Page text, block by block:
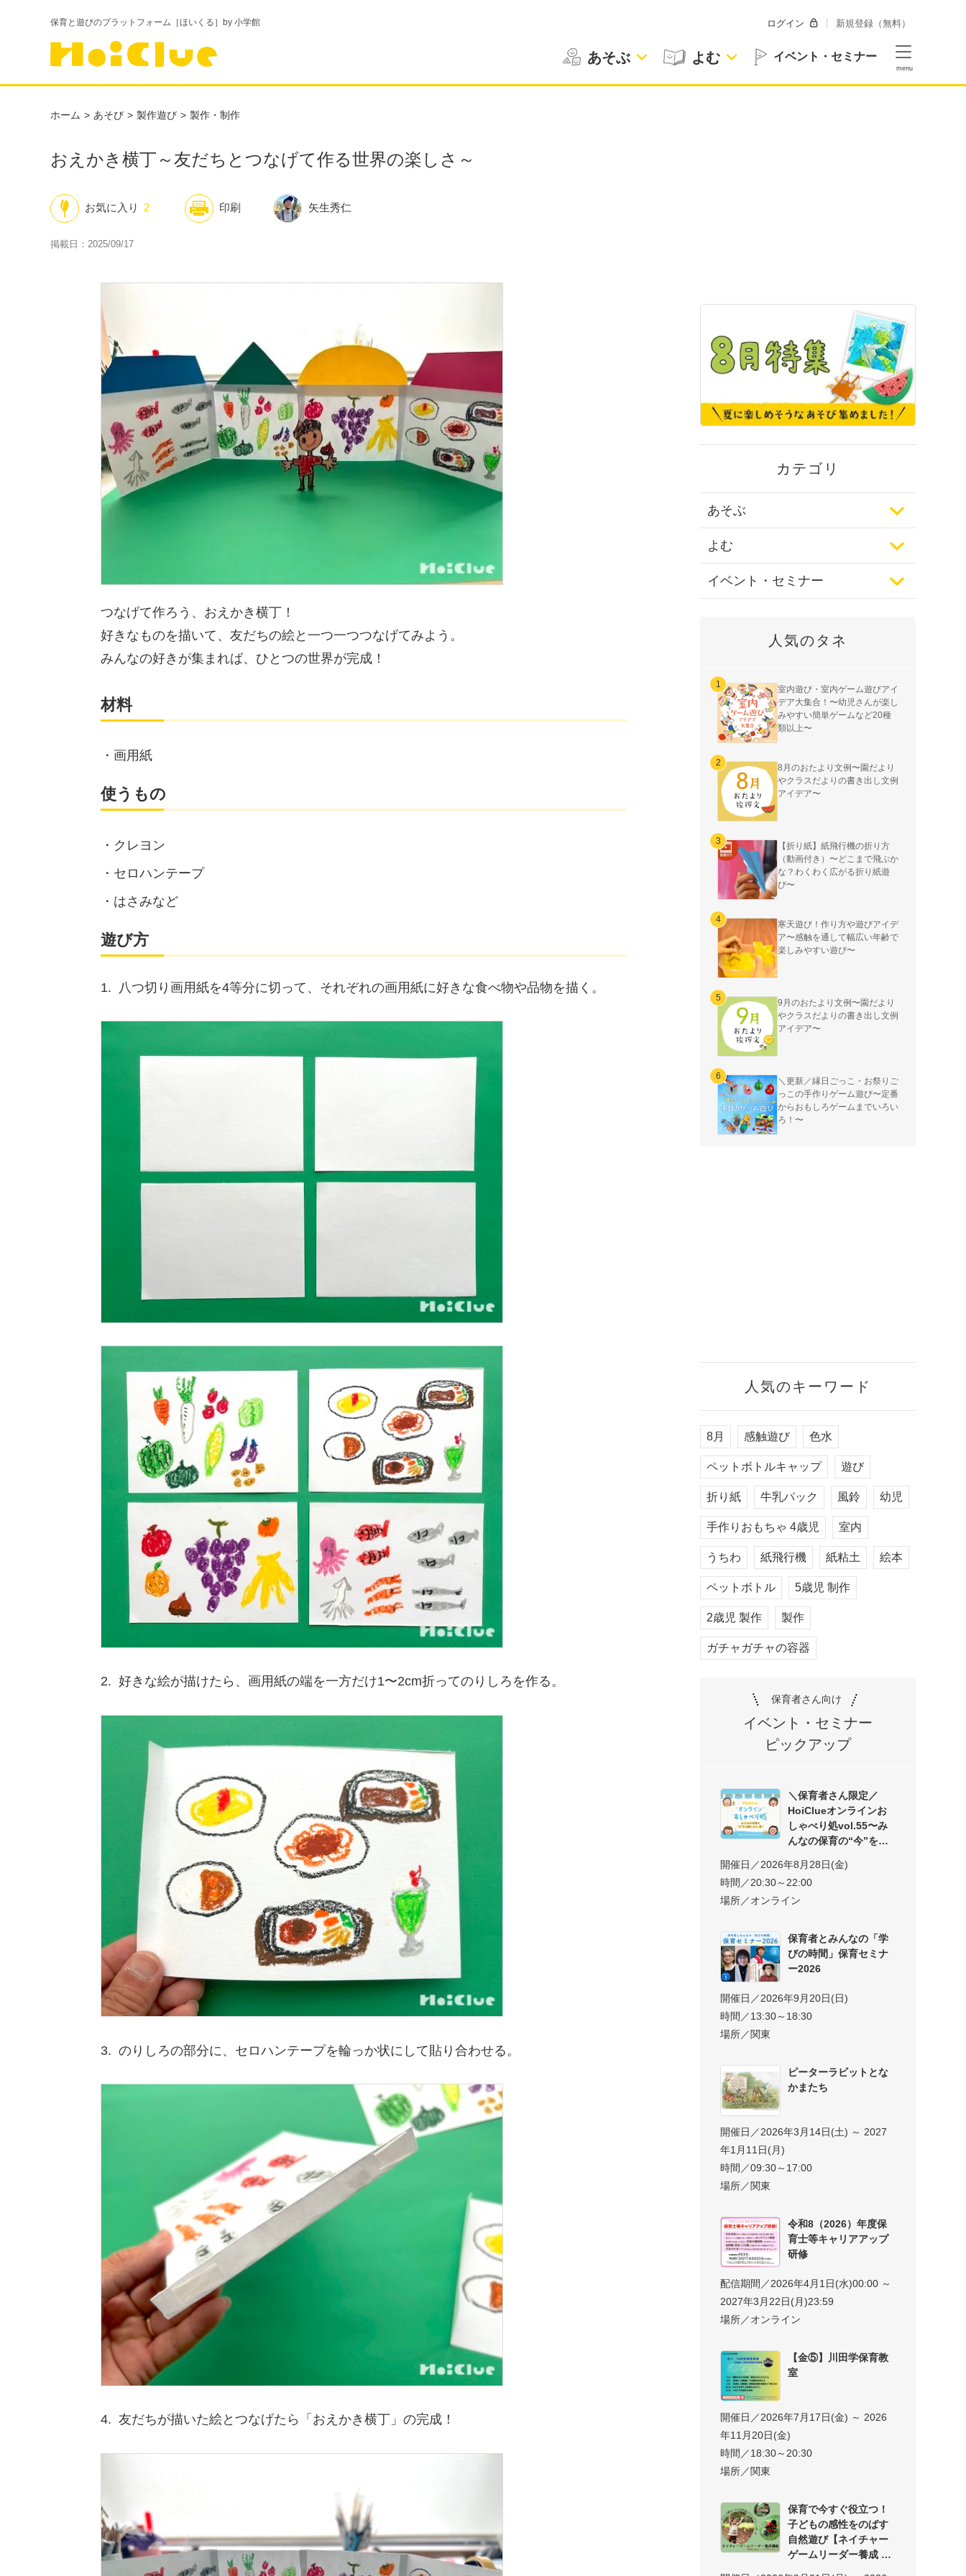
保育と遊びのプラットフォーム［ほいくる］by 小学館
あそぶ よむ イベント・セミナー
ログイン 新規登録（無料）
ホーム あそび 製作遊び 製作・制作
おえかき横丁～友だちとつなげて作る世界の楽しさ～
矢生秀仁
お気に入り 2 印刷
掲載日：2025/09/17
つなげて作ろう、おえかき横丁！
好きなものを描いて、友だちの絵と一つ一つつなげてみよう。
みんなの好きが集まれば、ひとつの世界が完成！
材料
画用紙
使うもの
クレヨン
セロハンテープ
はさみなど
遊び方
1. 八つ切り画用紙を4等分に切って、それぞれの画用紙に好きな食べ物や品物を描く。
2. 好きな絵が描けたら、画用紙の端を一方だけ1〜2cm折ってのりしろを作る。
3. のりしろの部分に、セロハンテープを輪っか状にして貼り合わせる。
4. 友だちが描いた絵とつなげたら「おえかき横丁」の完成！
カテゴリ
あそぶ
よむ
イベント・セミナー
人気のタネ
室内遊び・室内ゲーム遊びアイ
デア大集合！〜幼児さんが楽し
みやすい簡単ゲームなど20種
類以上〜
8月のおたより文例〜園だより
やクラスだよりの書き出し文例
アイデア〜
【折り紙】紙飛行機の折り方
（動画付き）〜どこまで飛ぶか
な？わくわく広がる折り紙遊
び〜
寒天遊び！作り方や遊びアイデ
ア〜感触を通して幅広い年齢で
楽しみやすい遊び〜
9月のおたより文例〜園だより
やクラスだよりの書き出し文例
アイデア〜
＼更新／縁日ごっこ・お祭りご
っこの手作りゲーム遊び〜定番
からおもしろゲームまでいろい
ろ！〜
人気のキーワード
8月 感触遊び 色水
ペットボトルキャップ 遊び
折り紙 牛乳パック 風鈴 幼児
手作りおもちゃ 4歳児 室内
うちわ 紙飛行機 紙粘土 絵本
ペットボトル 5歳児 制作
2歳児 製作 製作
ガチャガチャの容器
保育者さん向け
イベント・セミナー
ピックアップ
＼保育者さん限定／
HoiClueオンラインお
しゃべり処vol.55〜み
んなの保育の“今”を交
開催日／2026年8月28日(金)
時間／20:30～22:00
場所／オンライン
保育者とみんなの「学
びの時間」保育セミナ
ー2026
開催日／2026年9月20日(日)
時間／13:30～18:30
場所／関東
ピーターラビットとな
かまたち
開催日／2026年3月14日(土) ～ 2027
年1月11日(月)
時間／09:30～17:00
場所／関東
令和8（2026）年度保
育士等キャリアアップ
研修
配信期間／2026年4月1日(水)00:00 ～
2027年3月22日(月)23:59
場所／オンライン
【金⑤】川田学保育教
室
開催日／2026年7月17日(金) ～ 2026
年11月20日(金)
時間／18:30～20:30
場所／関東
保育で今すぐ役立つ！
子どもの感性をのばす
自然遊び【ネイチャー
ゲームリーダー養成